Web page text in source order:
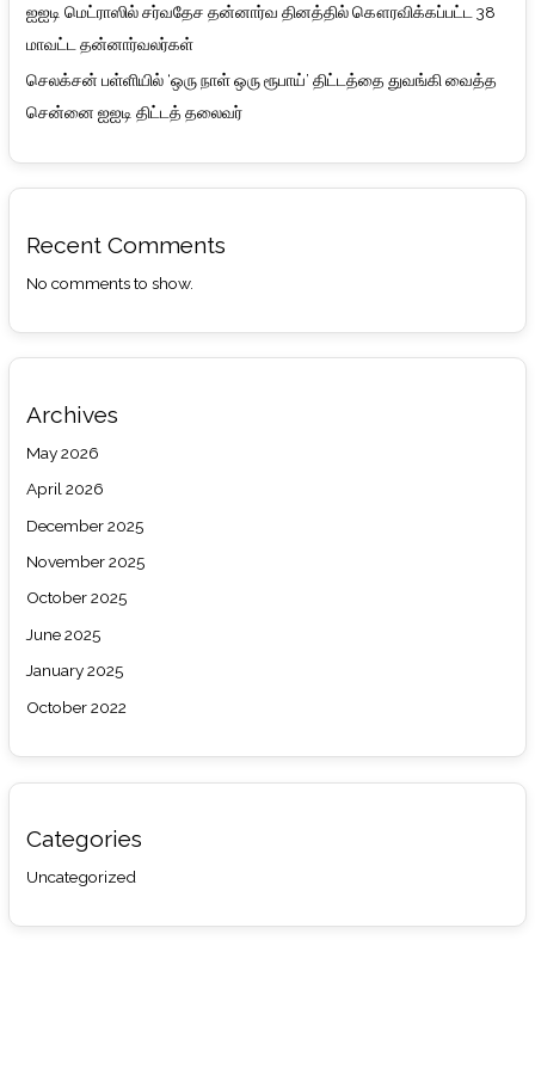
ஐஐடி மெட்ராஸில் சர்வதேச தன்னார்வ தினத்தில் கௌரவிக்கப்பட்ட 38
மாவட்ட தன்னார்வலர்கள்
செலக்சன் பள்ளியில் ‘ஒரு நாள் ஒரு ரூபாய்’ திட்டத்தை துவங்கி வைத்த
சென்னை ஐஐடி திட்டத் தலைவர்
Recent Comments
No comments to show.
Archives
May 2026
April 2026
December 2025
November 2025
October 2025
June 2025
January 2025
October 2022
Categories
Uncategorized